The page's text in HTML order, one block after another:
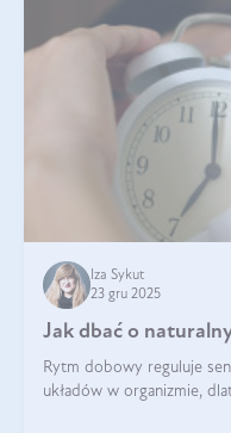
Iza Sykut
23 gru 2025
Jak dbać o
Rytm dobowy reguluje
układów w organizmie,